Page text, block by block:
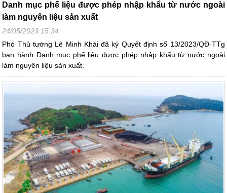
Danh mục phế liệu được phép nhập khẩu từ nước ngoài
làm nguyên liệu sản xuất
24/05/2023 15:34
Phó Thủ tướng Lê Minh Khái đã ký Quyết định số 13/2023/QĐ-TTg
ban hành Danh mục phế liệu được phép nhập khẩu từ nước ngoài
làm nguyên liệu sản xuất.